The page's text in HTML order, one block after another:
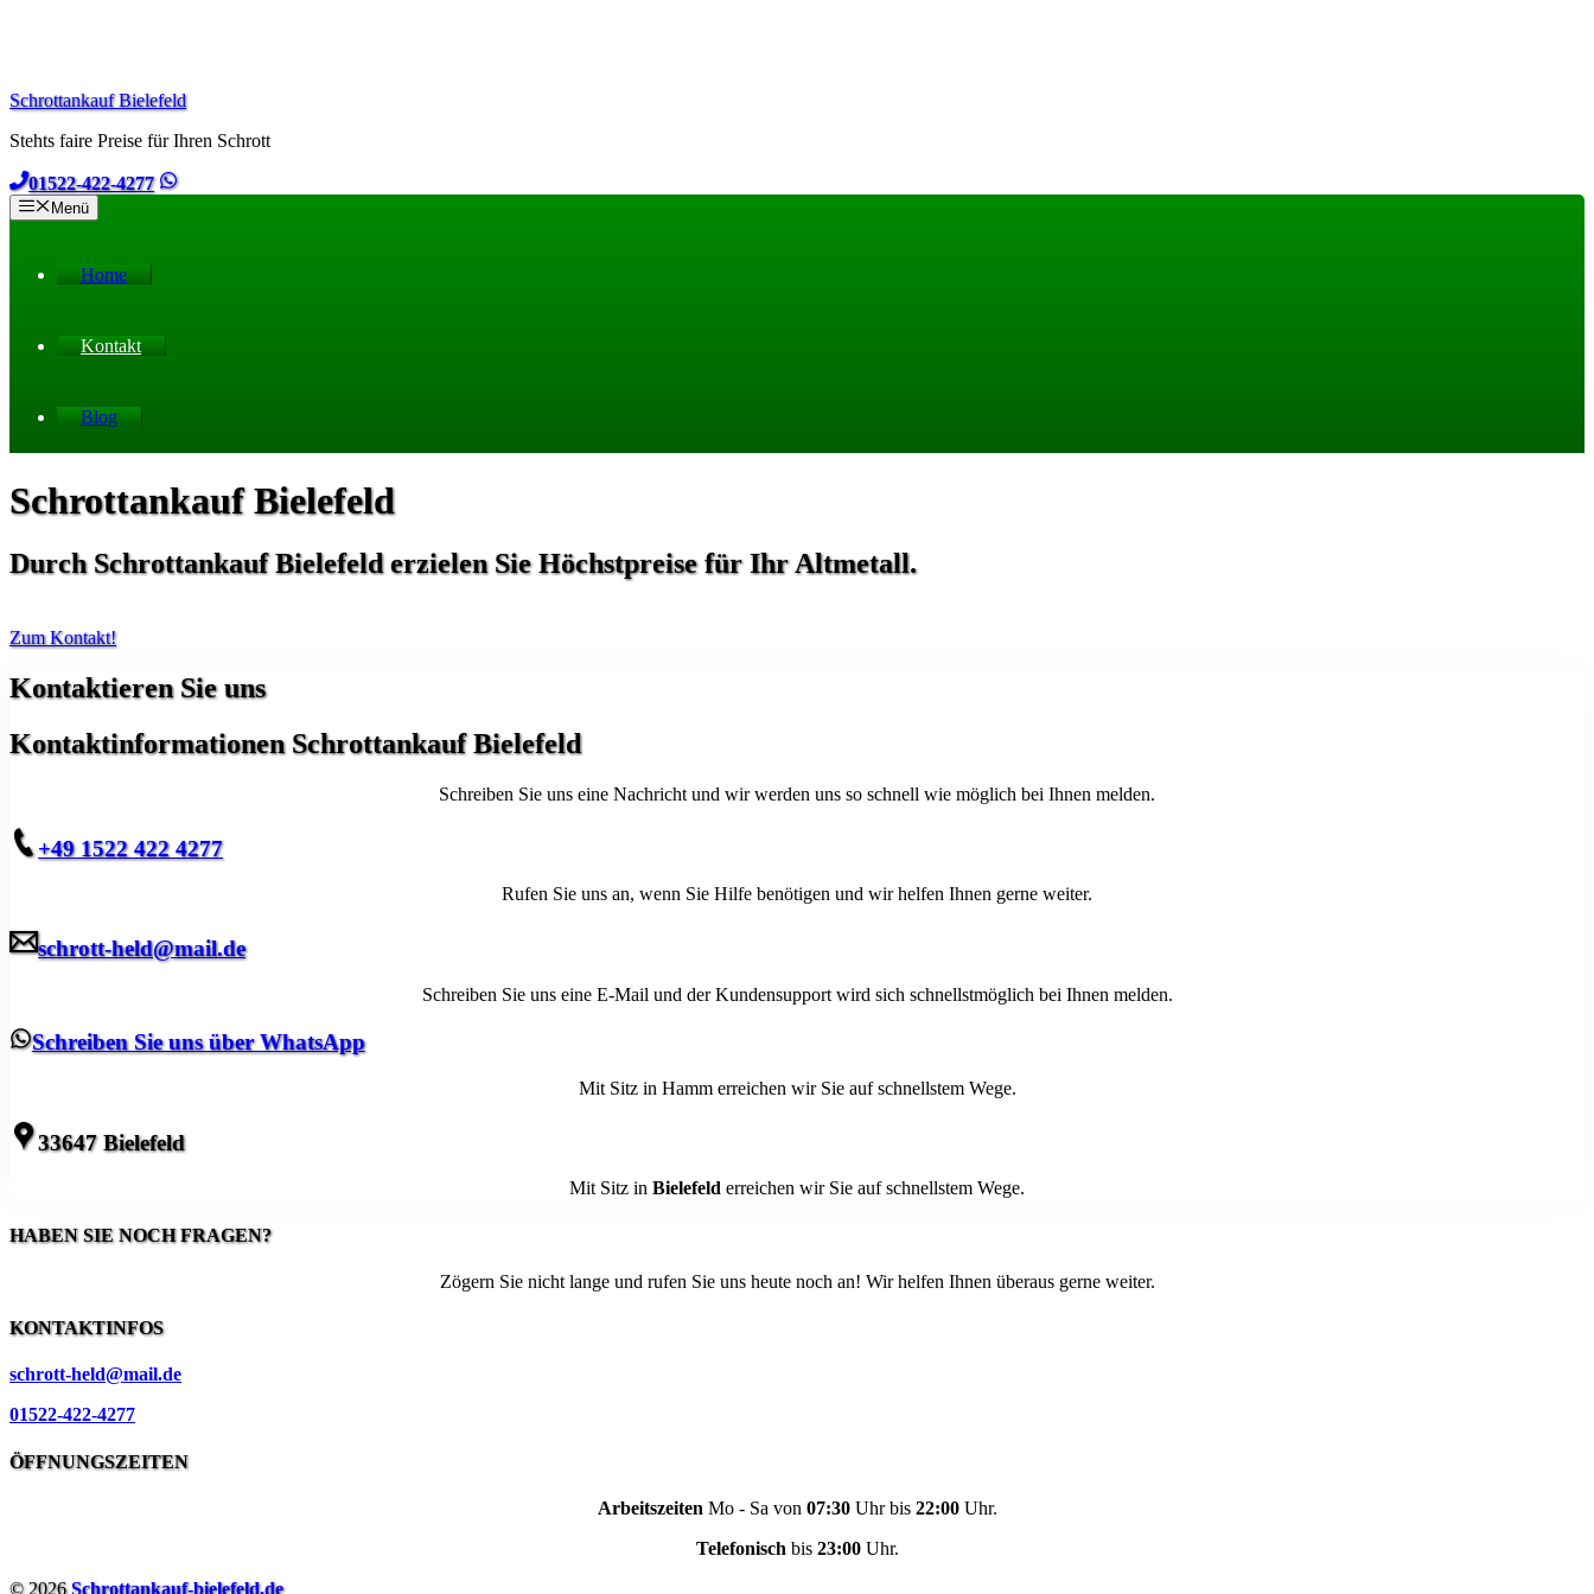
Schrottankauf Bielefeld
Stehts faire Preise für Ihren Schrott
01522-422-4277
Menü
Home
Kontakt
Blog
Schrottankauf Bielefeld
Durch Schrottankauf Bielefelderzielen Sie Höchstpreise für IhrAltmetall.
Zum Kontakt!
Kontaktieren Sie uns
Kontaktinformationen Schrottankauf Bielefeld
Schreiben Sie uns eine Nachricht und wir werden uns so schnell wie möglich bei Ihnen melden.
+49 1522 422 4277
Rufen Sie uns an, wenn Sie Hilfe benötigen und wir helfen Ihnen gerne weiter.
schrott-held@mail.de
Schreiben Sie uns eine E-Mail und der Kundensupport wird sich schnellstmöglich bei Ihnen melden.
Schreiben Sie uns über WhatsApp
Mit Sitz in Hamm erreichen wir Sie auf schnellstem Wege.
33647 Bielefeld
Mit Sitz in Bielefeld erreichen wir Sie auf schnellstem Wege.
HABEN SIE NOCH FRAGEN?
Zögern Sie nicht lange und rufen Sie uns heute noch an! Wir helfen Ihnen überaus gerne weiter.
KONTAKTINFOS
schrott-held@mail.de
01522-422-4277
ÖFFNUNGSZEITEN
Arbeitszeiten Mo - Sa von 07:30Uhr bis 22:00Uhr.
Telefonisch bis 23:00Uhr.
© 2026Schrottankauf-bielefeld.de